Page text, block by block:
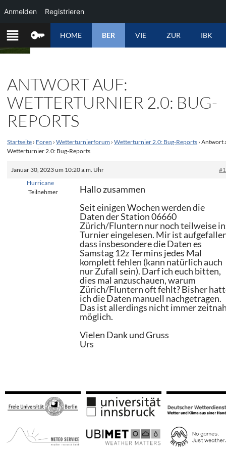
ZUM
INHALT
SPRINGEN
HOME BER VIE ZUR IBK
ANTWORT AUF:
WETTERTURNIER 2.0: BUG-
REPORTS
Startseite › Foren › Wetterturnierforum › Wetterturnier 2.0: Bug-Reports › Antwort
Wetterturnier 2.0: Bug-Reports
Januar 30, 2023 um 10:20 a.m. Uhr
Hurricane
Teilnehmer
Hallo zusammen
Seit einigen Wochen werden die
Daten der Station 06660
Zürich/Fluntern nur noch teilweise
Turnier eingelesen. Mir ist
dass insbesondere die Daten es
Samstag 12z Termins jedes Mal
komplett fehlen (kann natürlich auch
nur Zufall sein). Darf ich euch bitten,
dies mal anzuschauen, warum
Zürich/Fluntern oft fehlt? Bisher
ich die Daten manuell nachgetragen.
Das ist allerdings nicht immer
möglich.
Vielen Dank und Gruss
Urs
Anmelden Registrieren